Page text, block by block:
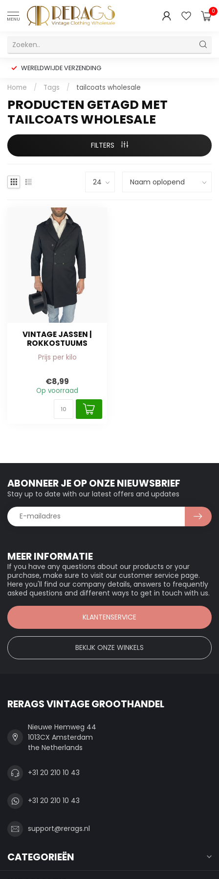
MENU
0
WERELDWIJDE VERZENDING
Home / Tags / tailcoats wholesale
PRODUCTEN GETAGD MET
TAILCOATS WHOLESALE
FILTERS
VINTAGE JASSEN |
ROKKOSTUUMS
Prijs per kilo
€8,99
Op voorraad
MEER INFORMATIE
If you have any questions about our products or your
purchase, make sure to visit our customer service page.
Here you'll find our company details, answers to frequently
asked questions and different ways to get in touch with us.
KLANTENSERVICE
BEKIJK ONZE WINKELS
ABONNEER JE OP ONZE NIEUWSBRIEF
Stay up to date with our latest offers and updates
RERAGS VINTAGE GROOTHANDEL
Nieuwe Hemweg 44
1013CX Amsterdam
the Netherlands
+31 20 210 10 43
+31 20 210 10 43
support@rerags.nl
CATEGORIEËN